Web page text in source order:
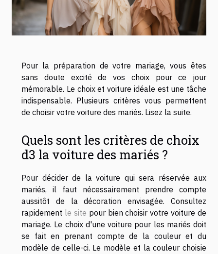
Pour la préparation de votre mariage, vous êtes
sans doute excité de vos choix pour ce jour
mémorable. Le choix et voiture idéale est une tâche
indispensable. Plusieurs critères vous permettent
de choisir votre voiture des mariés. Lisez la suite.
Quels sont les critères de choix
d3 la voiture des mariés ?
Pour décider de la voiture qui sera réservée aux
mariés, il faut nécessairement prendre compte
aussitôt de la décoration envisagée. Consultez
rapidement le site pour bien choisir votre voiture de
mariage. Le choix d'une voiture pour les mariés doit
se fait en prenant compte de la couleur et du
modèle de celle-ci. Le modèle et la couleur choisie